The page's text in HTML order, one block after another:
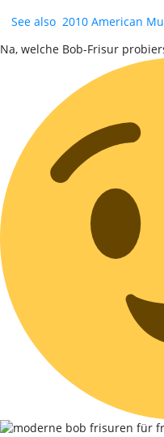
See also 2010 American
Na, welche Bob-Frisur